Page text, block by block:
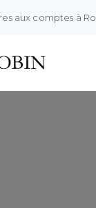
aux comptes à